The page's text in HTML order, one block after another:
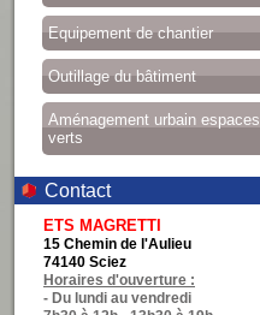
Equipement de chantier
Outillage du bâtiment
Aménagement urbain espaces
verts
Contact
ETS MAGRETTI
15 Chemin de l'Aulieu
74140 Sciez
Horaires d'ouverture :
- Du lundi au vendredi